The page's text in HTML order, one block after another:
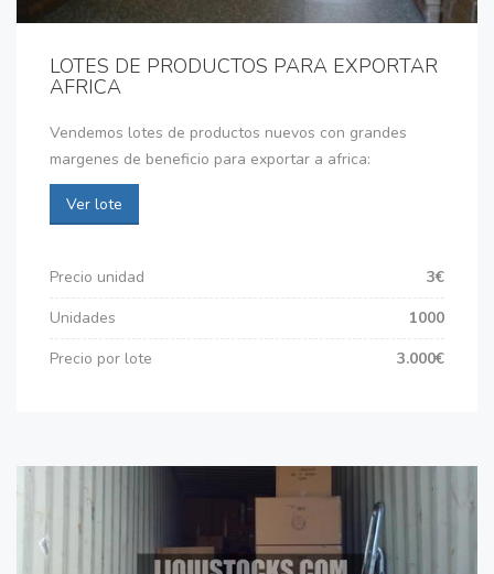
LOTES DE PRODUCTOS PARA EXPORTAR
AFRICA
Vendemos lotes de productos nuevos con grandes
margenes de beneficio para exportar a africa:
Ver lote
Precio unidad
3€
Unidades
1000
Precio por lote
3.000€